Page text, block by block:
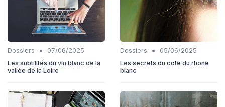
Dossiers •
07/06/2025
Les subtilités du vin blanc de la
vallée de la Loire
Dossiers •
05/06/2025
Les secrets du cote du rhone
blanc